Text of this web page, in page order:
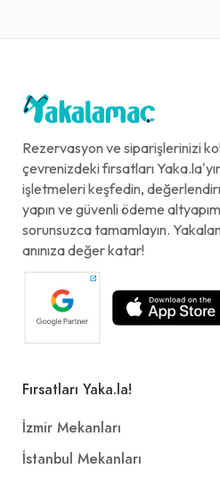
Rezervasyon ve siparişlerinizi
çevrenizdeki fırsatları
işletmeleri keşfedin,
yapın ve güvenli ödeme
sorunsuzca tamamlayın.
anınıza değer katar!
Fırsatları Yaka.la!
İzmir Mekanları
İstanbul Mekanları